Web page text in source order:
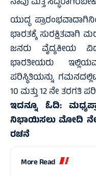
ಯುದ್ಧ
ಭಾರತಕ್ಕೆ ಸುರಕ್ಷಿತವಾಗಿ
ಜನರು ವೈದ್ಯಕೀಯ
ಭಾರತೀಯರು
ಪರಿಸ್ಥಿತಿಯನ್ನು
10 ಮತ್ತು 12 ನೇ ತರಗತಿ
ಇದನ್ನೂ ಓದಿ:
ನಿಭಾಯಿಸಲು ಮೋದಿ
ರಚನೆ
More Read